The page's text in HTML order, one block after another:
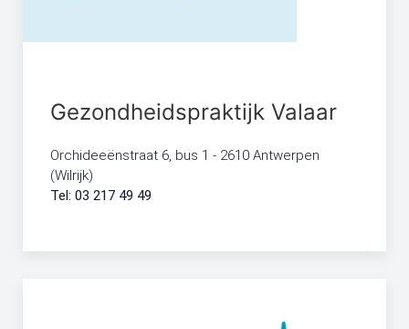
Gezondheidspraktijk Valaar
Orchideeënstraat 6, bus 1 - ​2610 Antwerpen
(Wilrijk)
Tel: 03 217 49 49